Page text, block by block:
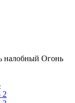
налобный Огонь